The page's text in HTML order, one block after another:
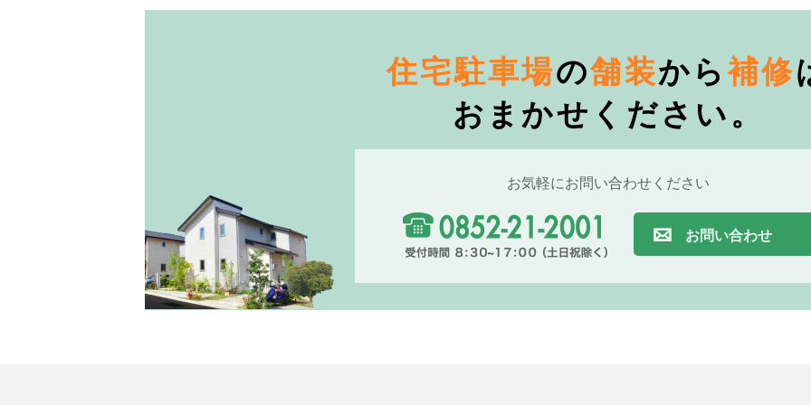
住宅駐車場の舗装から補修
おまかせください。
お気軽にお問い合わせください
お問い合わせ